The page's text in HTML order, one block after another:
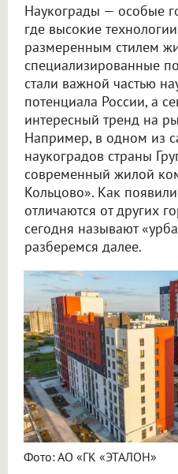
Наукограды — особые
где высокие
размеренным стилем
специализированные
стали важной частью
потенциала России, а
интересный тренд на
Например, в одном из
наукоградов страны
современный жилой
Кольцово». Как
отличаются от других
сегодня называют
разберемся далее.
Фото: АО «ГК «ЭТАЛОН»